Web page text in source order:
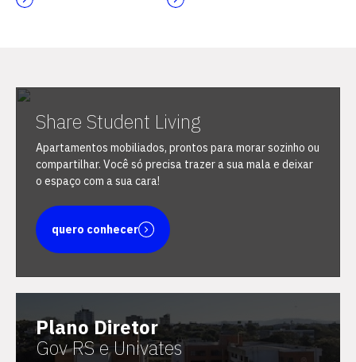
Share Student Living
Apartamentos mobiliados, prontos para morar sozinho ou
compartilhar. Você só precisa trazer a sua mala e deixar
o espaço com a sua cara!
quero conhecer
Plano Diretor
Gov RS e Univates
Escolha a vaga que você
quer concorrer:
vagas para início de curso
vagas a partir do 2º ano de curso